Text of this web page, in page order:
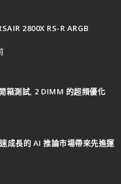
2800X RS-R ARGB
箱測試, 2 DIMM 的超頻優化
成長的 AI 推論市場帶來先進運